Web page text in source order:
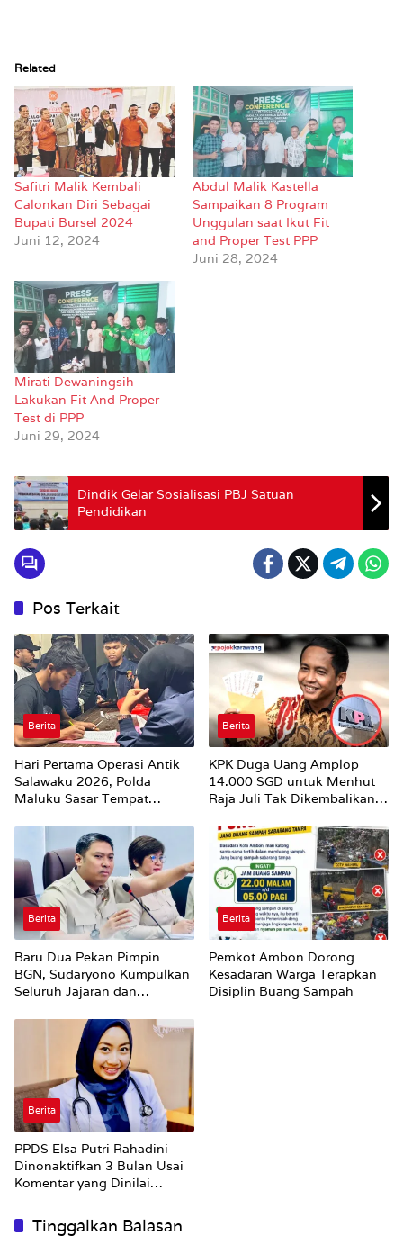
Related
Safitri Malik Kembali
Calonkan Diri Sebagai
Bupati Bursel 2024
Juni 12, 2024
Abdul Malik Kastella
Sampaikan 8 Program
Unggulan saat Ikut Fit
and Proper Test PPP
Juni 28, 2024
Mirati Dewaningsih
Lakukan Fit And Proper
Test di PPP
Juni 29, 2024
Dindik Gelar Sosialisasi PBJ Satuan
Pendidikan
Pos Terkait
Berita
Hari Pertama Operasi Antik
Salawaku 2026, Polda
Maluku Sasar Tempat
Berita
KPK Duga Uang Amplop
14.000 SGD untuk Menhut
Raja Juli Tak Dikembalikan
Berita
Baru Dua Pekan Pimpin
BGN, Sudaryono Kumpulkan
Seluruh Jajaran dan
Pungli dan Pemerasan
Supplier harus Berhenti
Berita
Pemkot Ambon Dorong
Kesadaran Warga Terapkan
Disiplin Buang Sampah
Berita
PPDS Elsa Putri Rahadini
Dinonaktifkan 3 Bulan Usai
Komentar yang Dinilai
Tinggalkan Balasan